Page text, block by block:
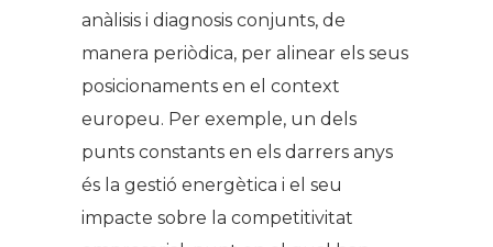
anàlisis i diagnosis conjunts, de
manera periòdica, per alinear els seus
posicionaments en el context
europeu. Per exemple, un dels
punts constants en els darrers anys
és la gestió energètica i el seu
impacte sobre la competitivitat